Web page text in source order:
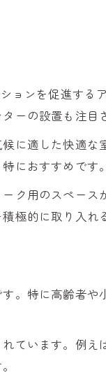
ョンを促進する
ーの設置も注目
に適した快適な
におすすめです。
ク用のスペース
極的に取り入れ
。特に高齢者や
ています。例え